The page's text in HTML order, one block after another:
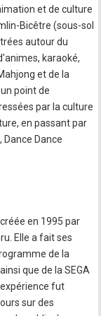
et de culture
Bicêtre (sous-sol
autour du
karaoké,
et de la
point de
par la culture
en passant par
Dance
en 1995 par
Elle a fait ses
de la
que de la SEGA
fut
sur des